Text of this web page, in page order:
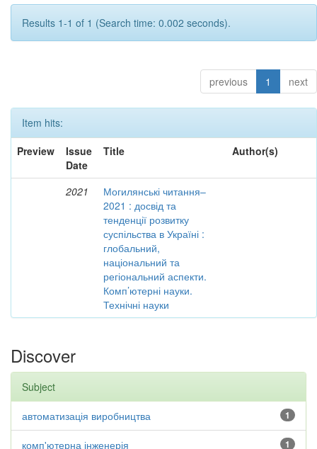
Results 1-1 of 1 (Search time: 0.002 seconds).
previous 1 next
Item hits:
Preview
Issue
Date
Title Author(s)
2021
Могилянські читання–
2021 : досвід та
тенденції розвитку
суспільства в Україні :
глобальний,
національний та
регіональний аспекти.
Комп’ютерні науки.
Технічні науки
Discover
Subject
1
автоматизація виробництва
1
комп'ютерна інженерія